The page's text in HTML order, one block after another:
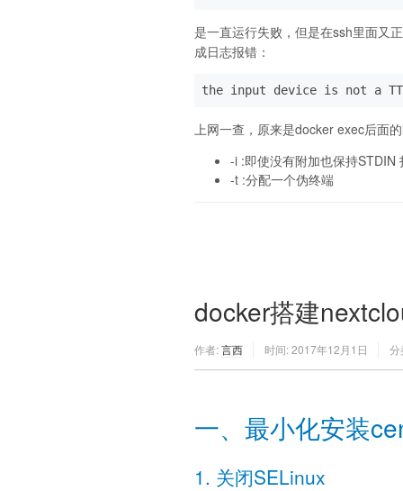
是一直运行失败，但是在ssh里面又
成日志报错：
the input device is not a
上网一查，原来是docker exec后面
-i :即使没有附加也保持STDIN
-t :分配一个伪终端
docker搭建
作者:言西 时间:2017年12月1日
一、最小化安装
1. 关闭SELinux